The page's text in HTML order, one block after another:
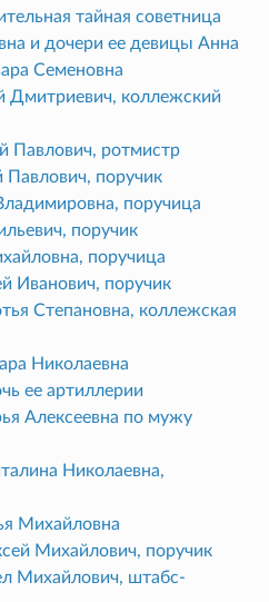
тайная советница
и дочери ее девицы Анна
Семеновна
Дмитриевич, коллежский
Павлович, ротмистр
поручик
поручица
поручик
поручица
Иванович, поручик
Степановна, коллежская
Николаевна
ее артиллерии
Алексеевна по мужу
Николаевна,
Михайловна
Михайлович, поручик
Михайлович, штабс-